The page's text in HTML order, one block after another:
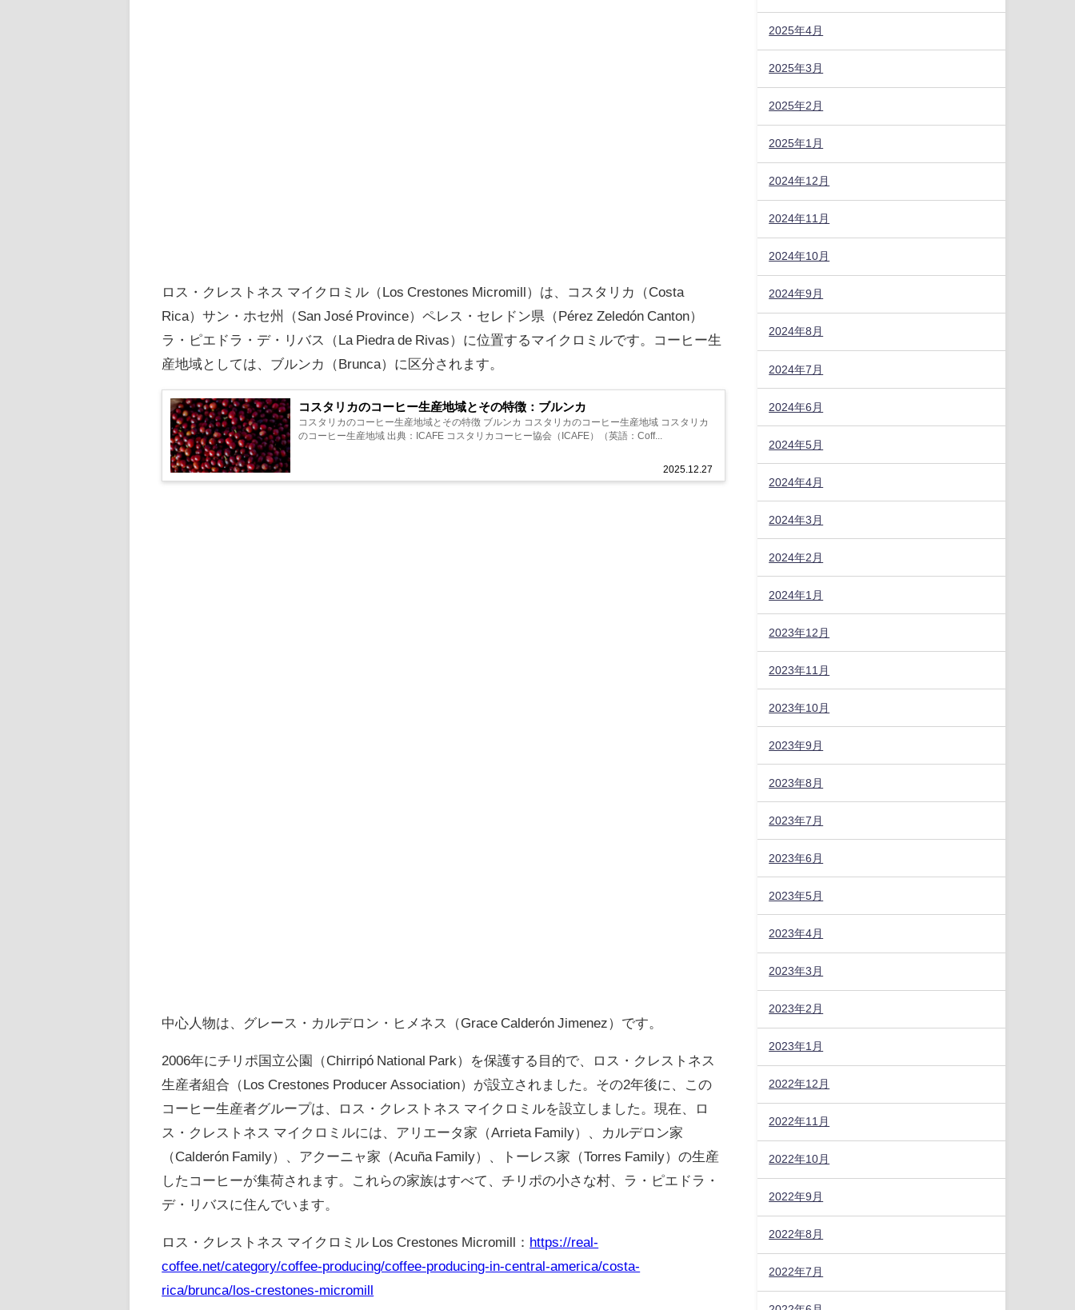
ロス・クレストネス マイクロミル（Los Crestones Micromill）は、コスタリカ（Costa
Rica）サン・ホセ州（San José Province）ペレス・セレドン県（Pérez Zeledón Canton）
ラ・ピエドラ・デ・リバス（La Piedra de Rivas）に位置するマイクロミルです。コーヒー生
産地域としては、ブルンカ（Brunca）に区分されます。
コスタリカのコーヒー生産地域とその特徴：ブルンカ
2025.12.27
コスタリカのコーヒー生産地域とその特徴 ブルンカ コスタリカのコーヒー生産地域 コスタリカ
のコーヒー生産地域 出典：ICAFE コスタリカコーヒー協会（ICAFE）（英語：Coff...
中心人物は、グレース・カルデロン・ヒメネス（Grace Calderón Jimenez）です。
2006年にチリポ国立公園（Chirripó National Park）を保護する目的で、ロス・クレストネス
生産者組合（Los Crestones Producer Association）が設立されました。その2年後に、この
コーヒー生産者グループは、ロス・クレストネス マイクロミルを設立しました。現在、ロ
ス・クレストネス マイクロミルには、アリエータ家（Arrieta Family）、カルデロン家
（Calderón Family）、アクーニャ家（Acuña Family）、トーレス家（Torres Family）の生産
したコーヒーが集荷されます。これらの家族はすべて、チリポの小さな村、ラ・ピエドラ・
デ・リバスに住んでいます。
ロス・クレストネス マイクロミル Los Crestones Micromill： https://real-
coffee.net/category/coffee-producing/coffee-producing-in-central-america/costa-
rica/brunca/los-crestones-micromill
2025年4月
2025年3月
2025年2月
2025年1月
2024年12月
2024年11月
2024年10月
2024年9月
2024年8月
2024年7月
2024年6月
2024年5月
2024年4月
2024年3月
2024年2月
2024年1月
2023年12月
2023年11月
2023年10月
2023年9月
2023年8月
2023年7月
2023年6月
2023年5月
2023年4月
2023年3月
2023年2月
2023年1月
2022年12月
2022年11月
2022年10月
2022年9月
2022年8月
2022年7月